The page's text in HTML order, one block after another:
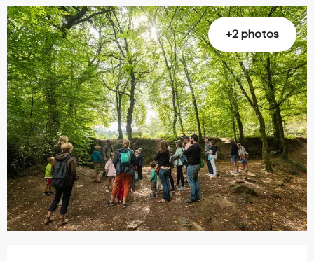
+2 photos